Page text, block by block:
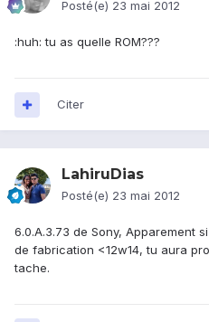
Posté(e) 23 mai 2012
:huh: tu as quelle ROM???
Citer
LahiruDias
Posté(e) 23 mai 2012
6.0.A.3.73 de Sony, Apparement
de fabrication <12w14, tu aura
tache.